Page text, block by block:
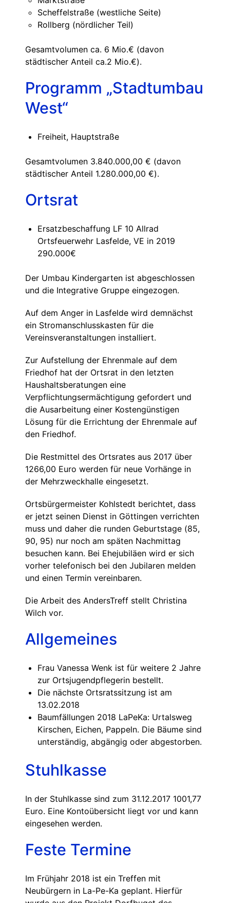
Scheffelstraße (westliche Seite)
Rollberg (nördlicher Teil)
Gesamtvolumen ca. 6 Mio.€ (davon
städtischer Anteil ca.2 Mio.€).
Programm „Stadtumbau
West“
Freiheit, Hauptstraße
Gesamtvolumen 3.840.000,00 € (davon
städtischer Anteil 1.280.000,00 €).
Ortsrat
Ersatzbeschaffung LF 10 Allrad
Ortsfeuerwehr Lasfelde, VE in 2019
290.000€
Der Umbau Kindergarten ist abgeschlossen
und die Integrative Gruppe eingezogen.
Auf dem Anger in Lasfelde wird demnächst
ein Stromanschlusskasten für die
Vereinsveranstaltungen installiert.
Zur Aufstellung der Ehrenmale auf dem
Friedhof hat der Ortsrat in den letzten
Haushaltsberatungen eine
Verpflichtungsermächtigung gefordert und
die Ausarbeitung einer Kostengünstigen
Lösung für die Errichtung der Ehrenmale auf
den Friedhof.
Die Restmittel des Ortsrates aus 2017 über
1266,00 Euro werden für neue Vorhänge in
der Mehrzweckhalle eingesetzt.
Ortsbürgermeister Kohlstedt berichtet, dass
er jetzt seinen Dienst in Göttingen verrichten
muss und daher die runden Geburtstage (85,
90, 95) nur noch am späten Nachmittag
besuchen kann. Bei Ehejubiläen wird er sich
vorher telefonisch bei den Jubilaren melden
und einen Termin vereinbaren.
Die Arbeit des AndersTreff stellt Christina
Wilch vor.
Allgemeines
Frau Vanessa Wenk ist für weitere 2 Jahre
zur Ortsjugendpflegerin bestellt.
Die nächste Ortsratssitzung ist am
13.02.2018
Baumfällungen 2018 LaPeKa: Urtalsweg
Kirschen, Eichen, Pappeln. Die Bäume sind
unterständig, abgängig oder abgestorben.
Stuhlkasse
In der Stuhlkasse sind zum 31.12.2017 1001,77
Euro. Eine Kontoübersicht liegt vor und kann
eingesehen werden.
Feste Termine
Im Frühjahr 2018 ist ein Treffen mit
Neubürgern in La-Pe-Ka geplant. Hierfür